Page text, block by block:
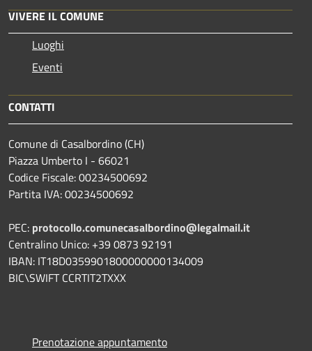
VIVERE IL COMUNE
Luoghi
Eventi
CONTATTI
Comune di Casalbordino (CH)
Piazza Umberto I - 66021
Codice Fiscale: 00234500692
Partita IVA: 00234500692
PEC: protocollo.comunecasalbordino@legalmail.it
Centralino Unico: +39 0873 92191
IBAN: IT18D0359901800000000134009
BIC\SWIFT CCRTIT2TXXX
Prenotazione appuntamento